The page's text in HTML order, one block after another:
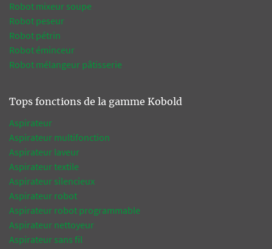
Robot mixeur soupe
Robot peseur
Robot pétrin
Robot éminceur
Robot mélangeur pâtisserie
Tops fonctions de la gamme Kobold
Aspirateur
Aspirateur multifonction
Aspirateur laveur
Aspirateur textile
Aspirateur silencieux
Aspirateur robot
Aspirateur robot programmable
Aspirateur nettoyeur
Aspirateur sans fil